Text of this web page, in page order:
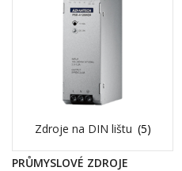
Zdroje na DIN lištu (5)
PRŮMYSLOVÉ ZDROJE